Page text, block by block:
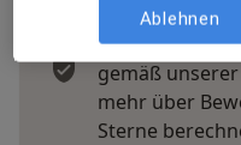
Jede einzelne
prüfen und
gemäß
mehr über
Sterne
Ablehnen